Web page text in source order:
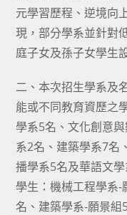
元學習歷程、逆境向
現，部分學系並針對
庭子女及孫子女學生
二、本次招生學系及
能或不同教育資歷之
學系5名、文化創意
系2名、建築學系7名
播學系5名及華語文
學生：機械工程學系
名、建築學系-願景